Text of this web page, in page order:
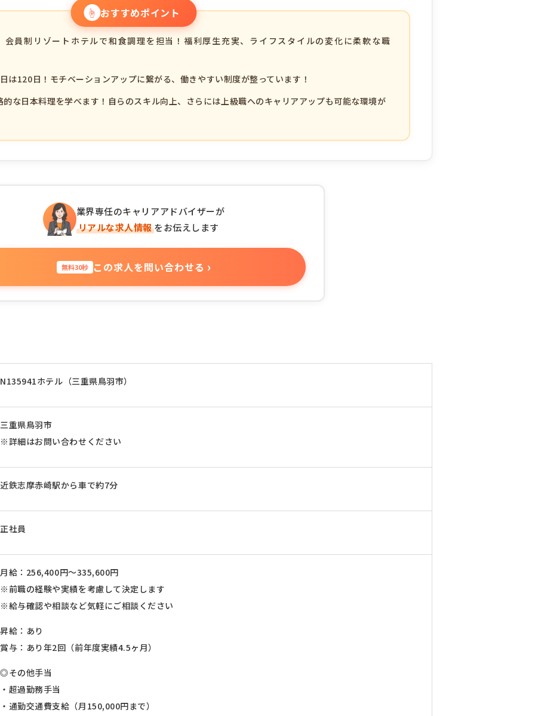
☝ おすすめポイント
員制リゾートホテルで和食調理を担当！福利厚生充実、ライフスタイルの変化に柔軟な職
120日！モチベーションアップに繋がる、働きやすい制度が整っています！
な日本料理を学べます！自らのスキル向上、さらには上級職へのキャリアアップも可能な環境が
業界専任のキャリアアドバイザーが
リアルな求人情報をお伝えします
無料30秒 この求人を問い合わせる ›
N135941ホテル（三重県鳥羽市）
三重県鳥羽市
※詳細はお問い合わせください
近鉄志摩赤崎駅から車で約7分
正社員
月給：256,400円～335,600円
※前職の経験や実績を考慮して決定します
※給与確認や相談など気軽にご相談ください
昇給：あり
賞与：あり年2回（前年度実績4.5ヶ月）
◎その他手当
・超過勤務手当
・通勤交通費支給（月150,000円まで）